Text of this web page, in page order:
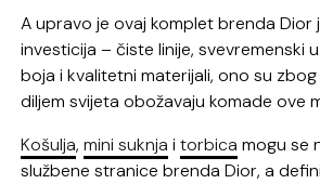
A upravo je ovaj komplet brenda Dior
investicija – čiste linije, svevremenski
boja i kvalitetni materijali, ono su
diljem svijeta obožavaju komade ove
Košulja,mini suknja itorbica mogu se
službene stranice brenda Dior, a